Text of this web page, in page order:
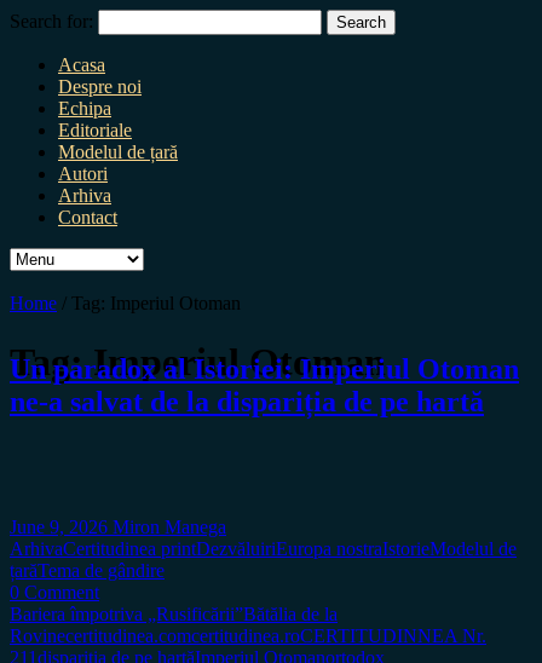
Search for:
Acasa
Despre noi
Echipa
Editoriale
Modelul de țară
Autori
Arhiva
Contact
Home / Tag: Imperiul Otoman
Tag:Imperiul Otoman
Un paradox al Istoriei: Imperiul Otoman
ne-a salvat de la dispariția de pe hartă
June 9, 2026 Miron Manega
ArhivaCertitudinea printDezvăluiriEuropa nostraIstorieModelul de
țarăTema de gândire
0 Comment
Bariera împotriva „Rusificării”Bătălia de la
Rovinecertitudinea.comcertitudinea.roCERTITUDINNEA Nr.
211dispariția de pe hartăImperiul Otomanortodox